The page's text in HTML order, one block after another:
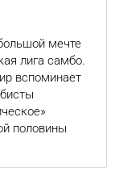
мечте
лига самбо.
вспоминает
половины